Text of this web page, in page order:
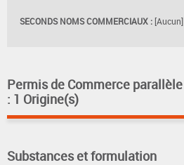
SECONDS NOMS COMMERCIAUX : [Aucun]
Permis de Commerce parallèle
: 1 Origine(s)
Substances et formulation